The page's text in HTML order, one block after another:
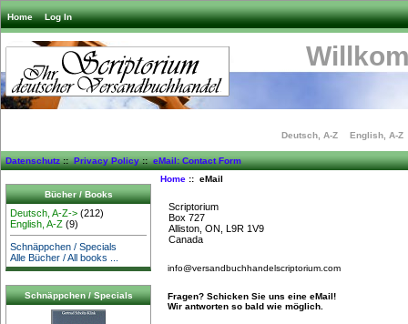
Home Log In
Deutsch, A-Z English, A-Z
Datenschutz::Privacy Policy::eMail: Contact Form
Bücher / Books
Deutsch, A-Z-> (212)
English, A-Z (9)
Schnäppchen / Specials
Alle Bücher / All books ...
Schnäppchen / Specials
Home:: eMail
Scriptorium
Box 727
Alliston, ON, L9R 1V9
Canada
info@versandbuchhandelscriptorium.com
Fragen? Schicken Sie uns eine eMail!
Wir antworten so bald wie möglich.